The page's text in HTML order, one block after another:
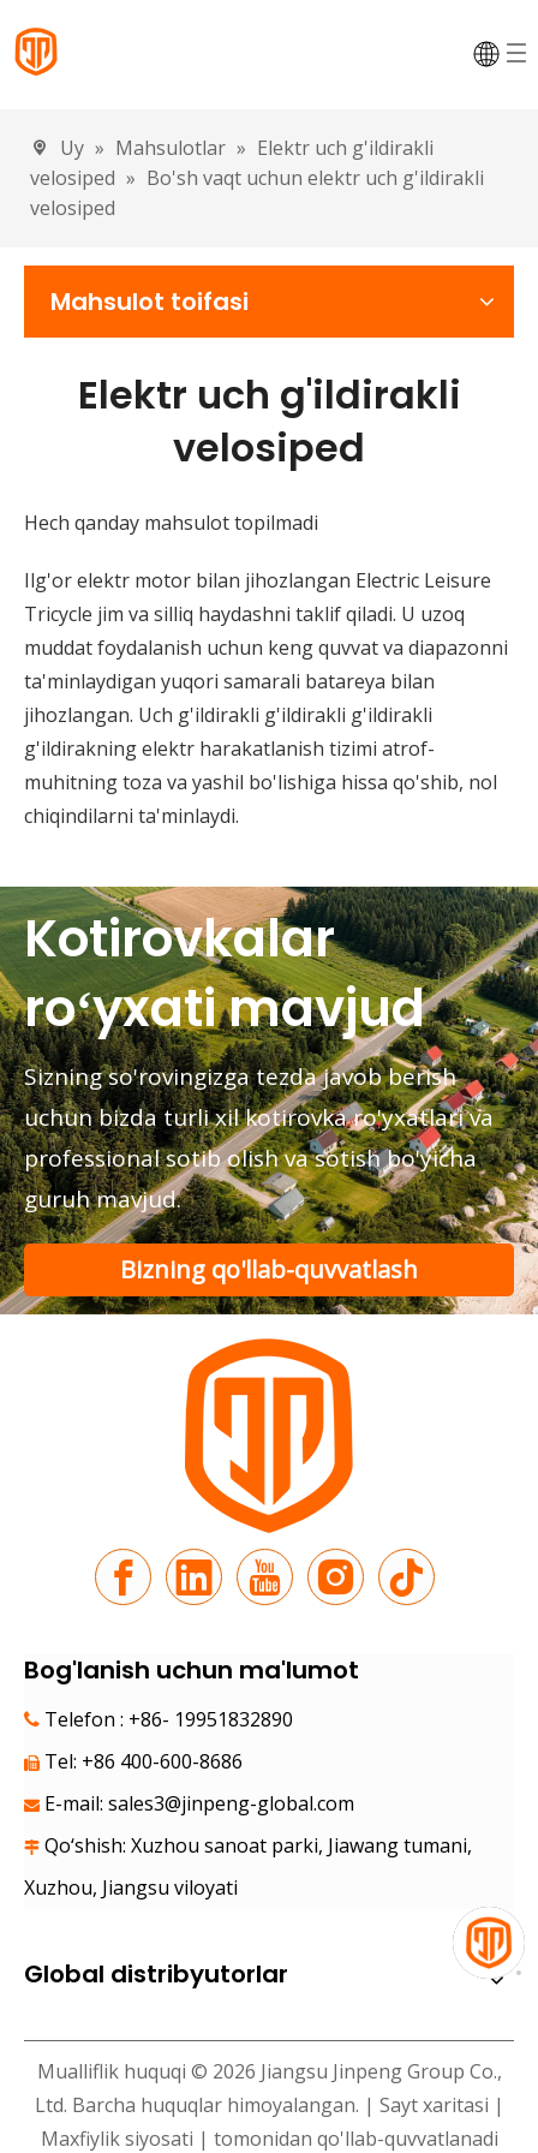
Uy » Mahsulotlar » Elektr uch g'ildirakli
velosiped » Bo'sh vaqt uchun elektr uch g'ildirakli
velosiped
Elektr uch g'ildirakli
velosiped
Hech qanday mahsulot topilmadi
Ilg'or elektr motor bilan jihozlangan Electric Leisure
Tricycle jim va silliq haydashni taklif qiladi. U uzoq
muddat foydalanish uchun keng quvvat va diapazonni
ta'minlaydigan yuqori samarali batareya bilan
jihozlangan. Uch g'ildirakli g'ildirakli g'ildirakli
g'ildirakning elektr harakatlanish tizimi atrof-
muhitning toza va yashil bo'lishiga hissa qo'shib, nol
chiqindilarni ta'minlaydi.
Mahsulot toifasi
Kotirovkalar
roʻyxati mavjud
Sizning so'rovingizga tezda javob berish
uchun bizda turli xil kotirovka ro'yxatlari va
professional sotib olish va sotish bo'yicha
guruh mavjud.
Bizning qo'llab-quvvatlash
guruhimizga murojaat qiling
Bog'lanish uchun ma'lumot
 Telefon : +86- 19951832890
 Tel: +86 400-600-8686
 E-mail: sales3@jinpeng-global.com
 Qo‘shish: Xuzhou sanoat parki, Jiawang tumani,
Xuzhou, Jiangsu viloyati
Global distribyutorlar
Mualliflik huquqi © 2026 Jiangsu Jinpeng Group Co.,
Ltd. Barcha huquqlar himoyalangan. | Sayt xaritasi |
Maxfiylik siyosati | tomonidan qo'llab-quvvatlanadi